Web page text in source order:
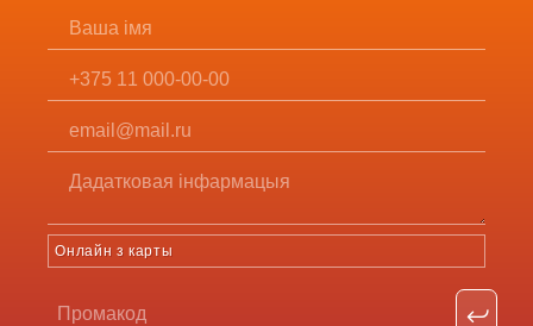
Онлайн з карты